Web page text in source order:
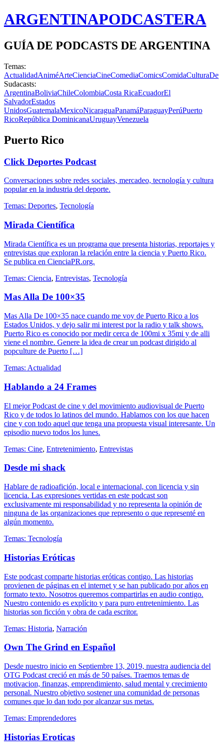
ARGENTINAPODCASTERA
GUÍA DE PODCASTS DE ARGENTINA
Temas:
ActualidadAniméArteCienciaCineComediaComicsComidaCultura
Sudacasts:
ArgentinaBoliviaChileColombiaCosta RicaEcuadorEl
SalvadorEstados
UnidosGuatemalaMexicoNicaraguaPanamáParaguayPerúPuerto
RicoRepública DominicanaUruguayVenezuela
Puerto Rico
Click Deportes Podcast
Conversaciones sobre redes sociales, mercadeo, tecnología y cultura
popular en la industria del deporte.
Temas: Deportes, Tecnología
Mirada Científica
Mirada Científica es un programa que presenta historias, reportajes y
entrevistas que exploran la relación entre la ciencia y Puerto Rico.
Se publica en CienciaPR.org.
Temas: Ciencia, Entrevistas, Tecnología
Mas Alla De 100×35
Mas Alla De 100×35 nace cuando me voy de Puerto Rico a los
Estados Unidos, y dejo salir mi interest por la radio y talk shows.
Puerto Rico es conocido por medir cerca de 100mi x 35mi y de alli
viene el nombre. Genere la idea de crear un podcast dirigido al
popculture de Puerto […]
Temas: Actualidad
Hablando a 24 Frames
El mejor Podcast de cine y del movimiento audiovisual de Puerto
Rico y de todos lo latinos del mundo. Hablamos con los que hacen
cine y con todo aquel que tenga una propuesta visual interesante. Un
episodio nuevo todos los lunes.
Temas: Cine, Entretenimiento, Entrevistas
Desde mi shack
Hablare de radioafición, local e internacional, con licencia y sin
licencia. Las expresiones vertidas en este podcast son
exclusivamente mi responsabilidad y no representa la opinión de
ninguna de las organizaciones que represento o que representé en
algún momento.
Temas: Tecnología
Historias Eróticas
Este podcast comparte historias eróticas contigo. Las historias
provienen de páginas en el internet y se han publicado por años en
formato texto. Nosotros queremos compartirlas en audio contigo.
Nuestro contenido es explícito y para puro entretenimiento. Las
historias son ficción y obra de cada escritor.
Temas: Historia, Narración
Own The Grind en Español
Desde nuestro inicio en Septiembre 13, 2019, nuestra audiencia del
OTG Podcast creció en más de 50 países. Traemos temas de
motivacion, finanzas, emprendimiento, salud mental y crecimiento
personal. Nuestro objetivo sostener una comunidad de personas
comunes que lo dan todo por alcanzar sus metas.
Temas: Emprendedores
Historias Eroticas